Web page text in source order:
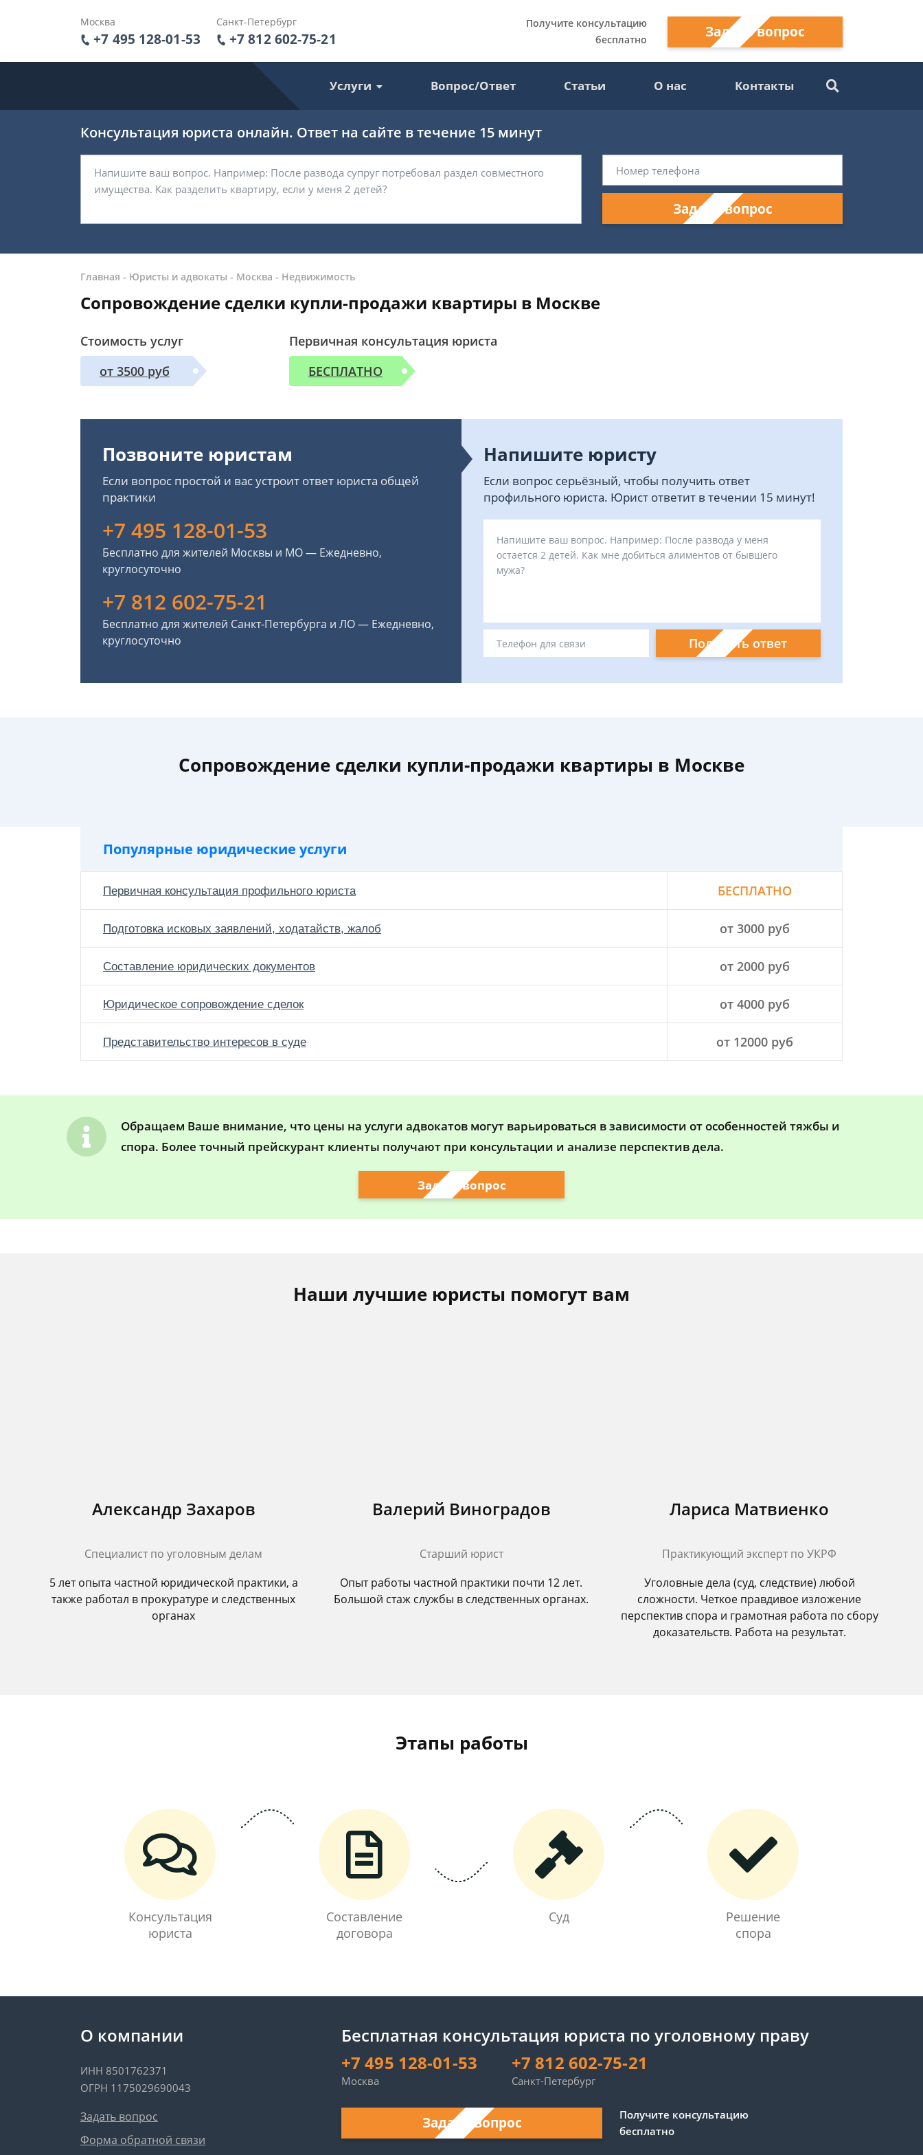
Москва
+7 495 128-01-53
Санкт-Петербург
+7 812 602-75-21
Получите консультацию
бесплатно
Задать вопрос
Услуги Вопрос/Ответ Статьи О нас Контакты
Консультация юриста онлайн. Ответ на сайте в течение 15 минут
Задать вопрос
Главная - Юристы и адвокаты - Москва - Недвижимость
Сопровождение сделки купли-продажи квартиры в Москве
Стоимость услуг
от 3500 руб
Первичная консультация юриста
БЕСПЛАТНО
Позвоните юристам
Если вопрос простой и вас устроит ответ юриста общей
практики
+7 495 128-01-53
Бесплатно для жителей Москвы и МО — Ежедневно,
круглосуточно
+7 812 602-75-21
Бесплатно для жителей Санкт-Петербурга и ЛО — Ежедневно,
круглосуточно
Напишите юристу
Если вопрос серьёзный, чтобы получить ответ
профильного юриста. Юрист ответит в течении 15 минут!
Получить ответ
Сопровождение сделки купли-продажи квартиры в Москве
Популярные юридические услуги
Первичная консультация профильного юриста БЕСПЛАТНО
Подготовка исковых заявлений, ходатайств, жалоб от 3000 руб
Составление юридических документов от 2000 руб
Юридическое сопровождение сделок от 4000 руб
Представительство интересов в суде от 12000 руб
Обращаем Ваше внимание, что цены на услуги адвокатов могут варьироваться в зависимости от особенностей тяжбы и
спора. Более точный прейскурант клиенты получают при консультации и анализе перспектив дела.
Задать вопрос
Наши лучшие юристы помогут вам
Александр Захаров
Специалист по уголовным делам
5 лет опыта частной юридической практики, а
также работал в прокуратуре и следственных
органах
Валерий Виноградов
Старший юрист
Опыт работы частной практики почти 12 лет.
Большой стаж службы в следственных органах.
Лариса Матвиенко
Практикующий эксперт по УКРФ
Уголовные дела (суд, следствие) любой
сложности. Четкое правдивое изложение
перспектив спора и грамотная работа по сбору
доказательств. Работа на результат.
Этапы работы
Консультация
юриста
Составление
договора
Суд
Решение
спора
О компании
ИНН 8501762371
ОГРН 1175029690043
Задать вопрос
Форма обратной связи
Бесплатная консультация юриста по уголовному праву
+7 495 128-01-53
Москва
+7 812 602-75-21
Санкт-Петербург
Задать вопрос
Получите консультацию
бесплатно
Здравствуйте! Я дежурный
юрист-консультант сайта,